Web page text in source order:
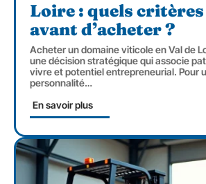
Loire : quels
avant d’acheter ?
Acheter un domaine viticole en Val de
une décision stratégique qui associe
vivre et potentiel entrepreneurial. Pour
personnalité…
En savoir plus